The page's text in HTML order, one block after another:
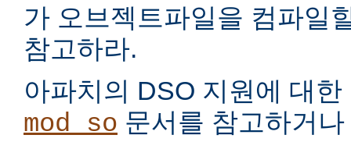
가 오브젝트파일을 컴파일
참고하라.
아파치의 DSO 지원에 대
mod_so 문서를 참고하거나